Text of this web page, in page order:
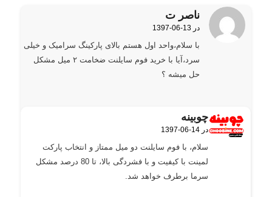
ناصر ت
گفته:1397-06-13 در
با سلام،واحد اول هستم بالای پارکینگ سرامیک و خیلی
سرد،آیا با خرید فوم سایلنت ضخامت ۲ میل مشکل
حل میشه ؟
چوبینه
گفته:1397-06-14 در
سلام، با فوم سایلنت دو میل ممتاز و انتخاب پارکت
لمینت با کیفیت و‌ با فشردگی بالا، تا 80 درصد مشکل
سرما برطرف خواهد شد.